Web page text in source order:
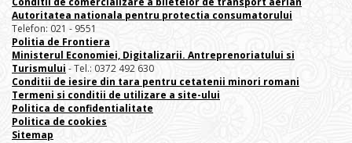
Autoritatea nationala pentru protectia consumatorului
Telefon: 021 - 9551
Politia de Frontiera
Ministerul Economiei, Digitalizarii. Antreprenoriatului si
Turismului - Tel.: 0372 492 630
Conditii de iesire din tara pentru cetatenii minori romani
Termeni si conditii de utilizare a site-ului
Politica de confidentialitate
Politica de cookies
Sitemap